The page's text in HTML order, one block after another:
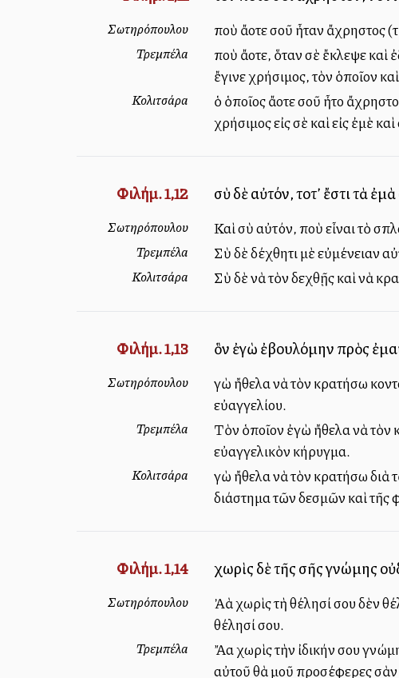
Σωτηρόπουλου ποὺ ἄλλοτε σοῦ ἦταν ἄχρηστος
Τρεμπέλα
ποὺ ἄλλοτε, ὅταν σὲ ἔκλεψε
ἔγινε χρήσιμος, τὸν ὁποῖον
Κολιτσάρα
ὁ ὁποῖος ἄλλοτε σοῦ ἦτο
χρήσιμος εἰς σὲ καὶ εἰς ἐμὲ
Φιλήμ. 1,12 σὺ δὲ αὐτόν, τοῦτ’ ἔστι τὰ
Σωτηρόπουλου Καὶ σὺ αὐτόν, ποὺ εἶναι τὸ
Τρεμπέλα Σὺ δὲ δέχθητι μὲ εὐμένειαν
Κολιτσάρα Σὺ δὲ νὰ τὸν δεχθῇς καὶ νὰ
Φιλήμ. 1,13 ὃν ἐγὼ ἐβουλόμην πρὸς
Σωτηρόπουλου
Ἐγὼ ἤθελα νὰ τὸν κρατήσω
εὐαγγελίου.
Τρεμπέλα
Τὸν ὁποῖον ἐγὼ ἤθελα νὰ τὸν
εὐαγγελικὸν κήρυγμα.
Κολιτσάρα
Ἐγὼ ἤθελα νὰ τὸν κρατήσω διὰ
διάστημα τῶν δεσμῶν καὶ τῆς
Φιλήμ. 1,14 χωρὶς δὲ τῆς σῆς γνώμης
Σωτηρόπουλου
Ἀλλὰ χωρὶς τὴ θέλησί σου δὲν
θέλησί σου.
Τρεμπέλα
Ἄλλα χωρὶς τὴν ἰδικήν σου
αὐτοῦ θὰ μοῦ προσέφερες σὰν